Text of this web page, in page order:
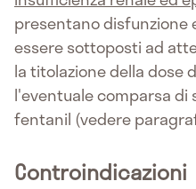
presentano disfunzione
essere sottoposti ad
la titolazione della dose
l'eventuale comparsa di
fentanil (vedere
Controindicazioni